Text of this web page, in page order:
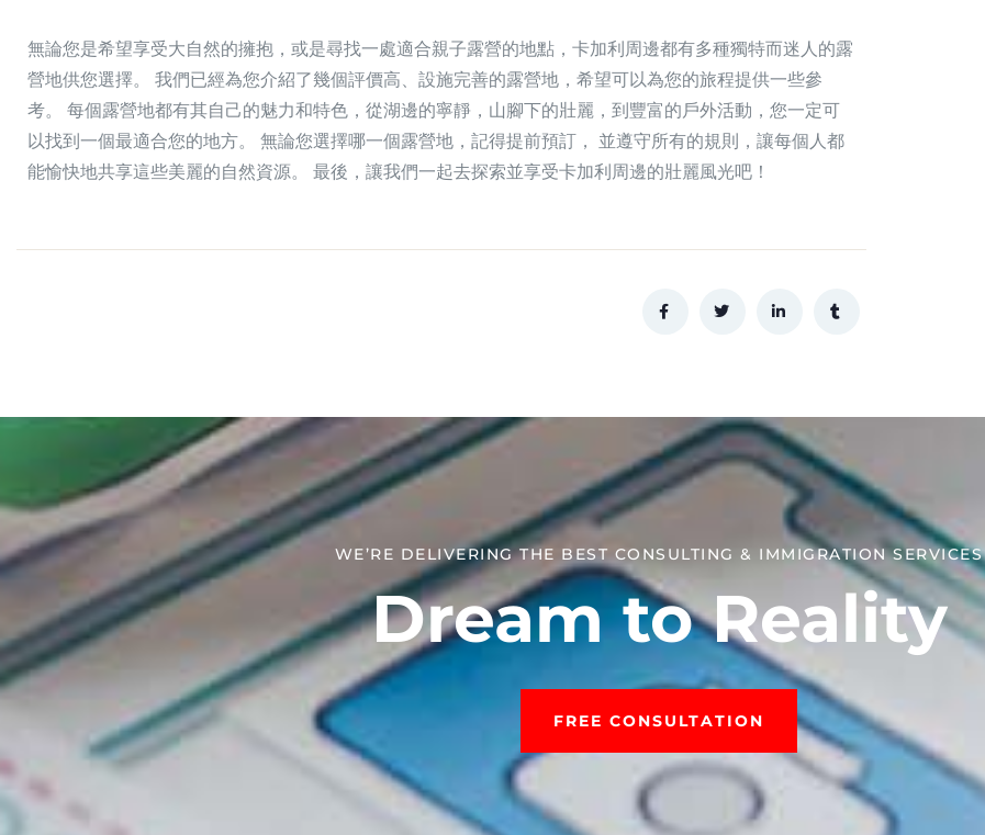
無論您是希望享受大自然的擁抱，或是尋找一處適合親子露營的地點，卡加利周邊都有多種獨特而迷人的露
營地供您選擇。 我們已經為您介紹了幾個評價高、設施完善的露營地，希望可以為您的旅程提供一些參
考。 每個露營地都有其自己的魅力和特色，從湖邊的寧靜，山腳下的壯麗，到豐富的戶外活動，您一定可
以找到一個最適合您的地方。 無論您選擇哪一個露營地，記得提前預訂， 並遵守所有的規則，讓每個人都
能愉快地共享這些美麗的自然資源。 最後，讓我們一起去探索並享受卡加利周邊的壯麗風光吧！
WE’RE DELIVERING THE BEST CONSULTING & IMMIGRATION SERVICES​
Dream to Reality
FREE CONSULTATION